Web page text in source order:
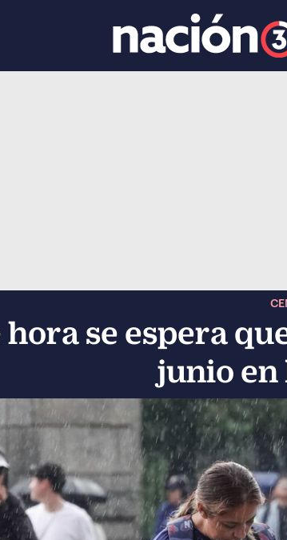
hora se espera
junio en
Email
Facebook
Twitter
global.social-whatsapp